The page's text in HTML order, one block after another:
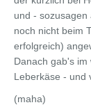
und -
noch nicht beim
erfolgreich)
Danach gab's im
Leberkäse - und
(maha)